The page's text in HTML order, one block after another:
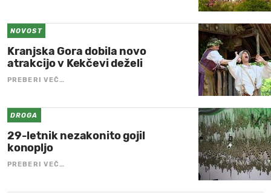
NOVOST
Kranjska Gora dobila novo
atrakcijo v Kekčevi deželi
PREBERI VEČ…
DROGA
29-letnik nezakonito gojil
konopljo
PREBERI VEČ…